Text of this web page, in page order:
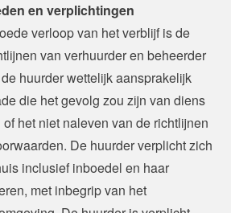
en verplichtingen
verloop van het verblijf is de
van verhuurder en beheerder
huurder wettelijk aansprakelijk
die het gevolg zou zijn van diens
het niet naleven van de richtlijnen
De huurder verplicht zich
inclusief inboedel en haar
met inbegrip van het